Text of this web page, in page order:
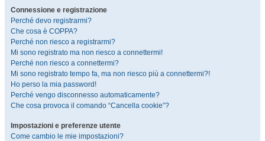
Connessione e registrazione
Perché devo registrarmi?
Che cosa è COPPA?
Perché non riesco a registrarmi?
Mi sono registrato ma non riesco a connettermi!
Perché non riesco a connettermi?
Mi sono registrato tempo fa, ma non riesco più a connettermi?!
Ho perso la mia password!
Perché vengo disconnesso automaticamente?
Che cosa provoca il comando “Cancella cookie”?
Impostazioni e preferenze utente
Come cambio le mie impostazioni?